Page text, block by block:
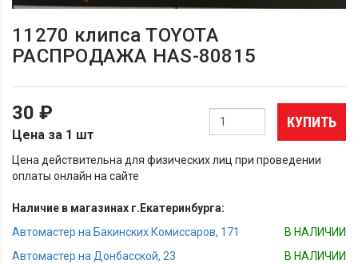
11270 клипса TOYOTA
РАСПРОДАЖА HAS-80815
30 ₽
Цена за 1 шт
КУПИТЬ
Цена действительна для физических лиц при проведении
оплаты онлайн на сайте
Наличие в магазинах г.Екатеринбурга:
Автомастер на Бакинских Комиссаров, 171
В НАЛИЧИИ
Автомастер на Донбасской, 23
В НАЛИЧИИ